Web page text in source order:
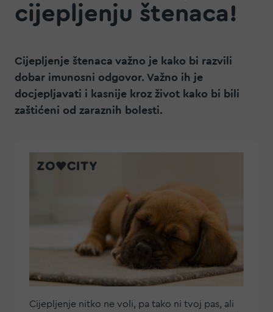
cijepljenju štenaca!
Cijepljenje štenaca važno je kako bi razvili
dobar imunosni odgovor. Važno ih je
docjepljavati i kasnije kroz život kako bi bili
zaštićeni od zaraznih bolesti.
Cijepljenje nitko ne voli, pa tako ni tvoj pas, ali